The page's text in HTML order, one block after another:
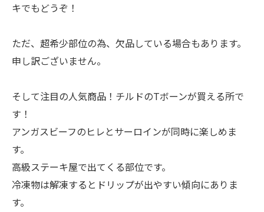
キでもどうぞ！
ただ、超希少部位の為、欠品している場合もあります。
申し訳ございません。
そして注目の人気商品！チルドのTボーンが買える所で
す！
アンガスビーフのヒレとサーロインが同時に楽しめま
す。
高級ステーキ屋で出てくる部位です。
冷凍物は解凍するとドリップが出やすい傾向にありま
す。